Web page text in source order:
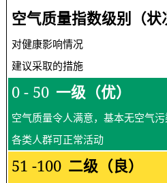
空气质量指数级别（
对健康影响情况
建议采取的措施
0 - 50 一级（优）
空气质量令人满意，基本无空气
各类人群可正常活动
51 -100 二级（良）